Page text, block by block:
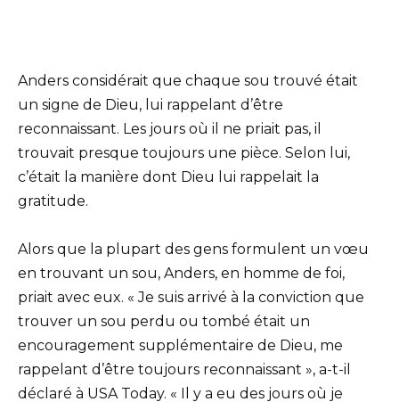
Anders considérait que chaque sou trouvé était
un signe de Dieu, lui rappelant d’être
reconnaissant. Les jours où il ne priait pas, il
trouvait presque toujours une pièce. Selon lui,
c’était la manière dont Dieu lui rappelait la
gratitude.
Alors que la plupart des gens formulent un vœu
en trouvant un sou, Anders, en homme de foi,
priait avec eux. « Je suis arrivé à la conviction que
trouver un sou perdu ou tombé était un
encouragement supplémentaire de Dieu, me
rappelant d’être toujours reconnaissant », a-t-il
déclaré à USA Today. « Il y a eu des jours où je